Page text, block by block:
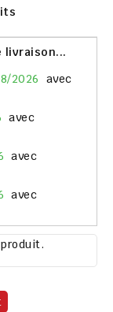
livraison...
2026
avec
avec
avec
avec